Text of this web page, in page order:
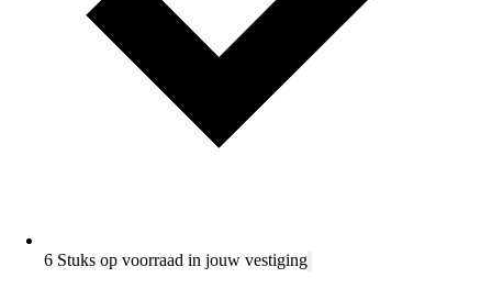
6 Stuks op voorraad in jouw vestiging